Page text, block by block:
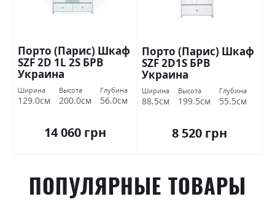
Порто (Парис) Шкаф
SZF 2D 1L 2S БРВ
Украина
Ширина
129.0см
Высота
200.0см
Глубина
56.0см
14 060 грн
Порто (Парис) Шкаф
SZF 2D1S БРВ
Украина
Ширина
88.5см
Высота
199.5см
Глубина
55.5см
8 520 грн
ПОПУЛЯРНЫЕ ТОВАРЫ